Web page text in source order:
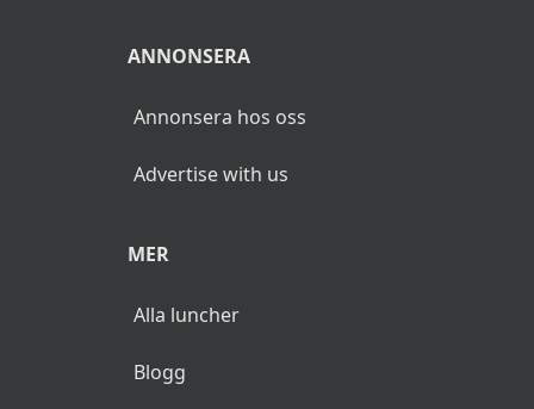
ANNONSERA
Annonsera hos oss
Advertise with us
MER
Alla luncher
Blogg